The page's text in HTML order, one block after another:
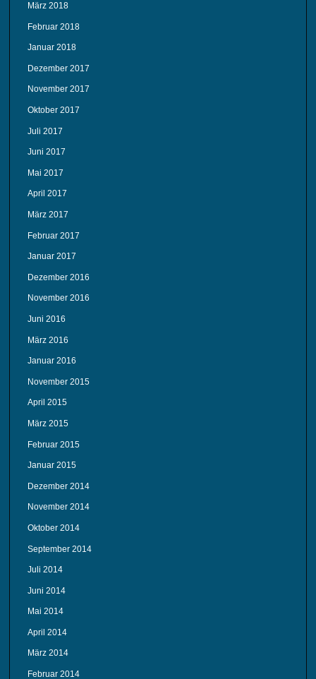
März 2018
Februar 2018
Januar 2018
Dezember 2017
November 2017
Oktober 2017
Juli 2017
Juni 2017
Mai 2017
April 2017
März 2017
Februar 2017
Januar 2017
Dezember 2016
November 2016
Juni 2016
März 2016
Januar 2016
November 2015
April 2015
März 2015
Februar 2015
Januar 2015
Dezember 2014
November 2014
Oktober 2014
September 2014
Juli 2014
Juni 2014
Mai 2014
April 2014
März 2014
Februar 2014